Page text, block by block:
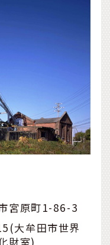
宮原町1-86-3
大牟田市世界
財室)